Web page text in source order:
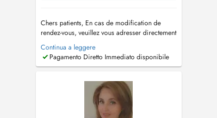
Chers patients, En cas de modification de
rendez-vous, veuillez vous adresser directement
à notre secrétariat au +352 498050. Merci
pour votre compréhension. Diplôme de
Docteur en Médecine Dentaire de l'Université
Parodontologie Formation...
Continua a leggere
Pagamento Diretto Immediato disponibile